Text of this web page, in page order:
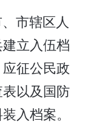
市辖区人
立入伍档
征公民政
以及国防
入档案。